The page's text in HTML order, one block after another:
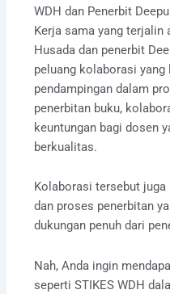
WDH dan Penerbit
Kerja sama yang terjalin
Husada dan penerbit
peluang kolaborasi
pendampingan dalam
penerbitan buku,
keuntungan bagi dosen
berkualitas.
Kolaborasi tersebut juga
dan proses penerbitan
dukungan penuh dari
Nah, Anda ingin
seperti STIKES WDH